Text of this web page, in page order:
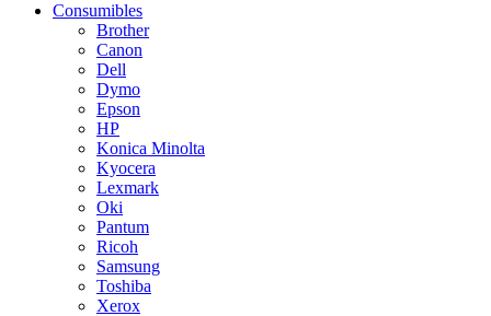
Consumibles
Brother
Canon
Dell
Dymo
Epson
HP
Konica Minolta
Kyocera
Lexmark
Oki
Pantum
Ricoh
Samsung
Toshiba
Xerox